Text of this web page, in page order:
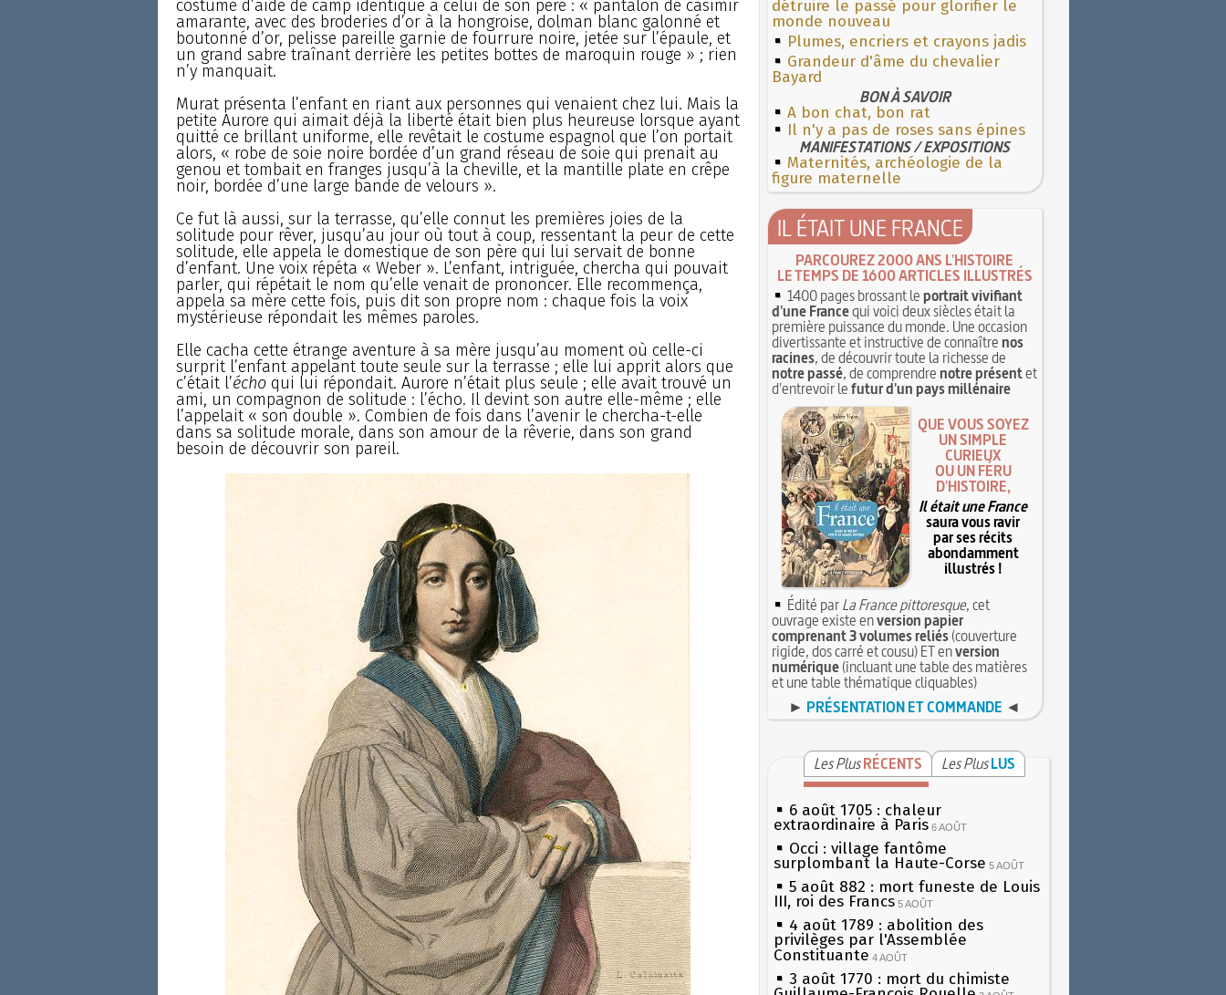
costume d’aide de camp identique à celui de son père : « pantalon de casimir
amarante, avec des broderies d’or à la hongroise, dolman blanc galonné et
boutonné d’or, pelisse pareille garnie de fourrure noire, jetée sur l’épaule, et
un grand sabre traînant derrière les petites bottes de maroquin rouge » ; rien
n’y manquait.
Murat présenta l’enfant en riant aux personnes qui venaient chez lui. Mais la
petite Aurore qui aimait déjà la liberté était bien plus heureuse lorsque ayant
quitté ce brillant uniforme, elle revêtait le costume espagnol que l’on portait
alors, « robe de soie noire bordée d’un grand réseau de soie qui prenait au
genou et tombait en franges jusqu’à la cheville, et la mantille plate en crêpe
noir, bordée d’une large bande de velours ».
Ce fut là aussi, sur la terrasse, qu’elle connut les premières joies de la
solitude pour rêver, jusqu’au jour où tout à coup, ressentant la peur de cette
solitude, elle appela le domestique de son père qui lui servait de bonne
d’enfant. Une voix répéta « Weber ». L’enfant, intriguée, chercha qui pouvait
parler, qui répétait le nom qu’elle venait de prononcer. Elle recommença,
appela sa mère cette fois, puis dit son propre nom : chaque fois la voix
mystérieuse répondait les mêmes paroles.
Elle cacha cette étrange aventure à sa mère jusqu’au moment où celle-ci
surprit l’enfant appelant toute seule sur la terrasse ; elle lui apprit alors que
c’était l’échoqui lui répondait. Aurore n’était plus seule ; elle avait trouvé un
ami, un compagnon de solitude : l’écho. Il devint son autre elle-même ; elle
l’appelait « son double ». Combien de fois dans l’avenir le chercha-t-elle
dans sa solitude morale, dans son amour de la rêverie, dans son grand
besoin de découvrir son pareil.
détruire le passé pour glorifier le
monde nouveau
Plumes, encriers et crayons jadis
Grandeur d'âme du chevalier
Bayard
BON À SAVOIR
A bon chat, bon rat
Il n'y a pas de roses sans épines
MANIFESTATIONS / EXPOSITIONS
Maternités, archéologie de la
figure maternelle
IL ÉTAIT UNE FRANCE
PARCOUREZ 2000 ANS L'HISTOIRE
LE TEMPS DE 1600 ARTICLES ILLUSTRÉS
1400 pages brossant leportrait vivifiant
d'une Francequi voici deux siècles était la
première puissance du monde. Une occasion
divertissante et instructive de connaîtrenos
racines, de découvrir toute la richesse de
notre passé, de comprendrenotre présentet
d'entrevoir lefutur d'un pays millénaire
QUE VOUS SOYEZ
UN SIMPLE
CURIEUX
OU UN FÉRU
D'HISTOIRE,
Il était une France
saura vous ravir
par ses récits
abondamment
illustrés !
Édité parLa France pittoresque, cet
ouvrage existe enversion papier
comprenant 3 volumes reliés(couverture
rigide, dos carré et cousu) ET enversion
numérique(incluant une table des matières
et une table thématique cliquables)
► PRÉSENTATION ET COMMANDE ◄
Les Plus RÉCENTS Les Plus LUS
6 août 1705 : chaleur
extraordinaire à Paris 6 AOÛT
Occi : village fantôme
surplombant la Haute-Corse 5 AOÛT
5 août 882 : mort funeste de Louis
III, roi des Francs 5 AOÛT
4 août 1789 : abolition des
privilèges par l'Assemblée
Constituante 4 AOÛT
3 août 1770 : mort du chimiste